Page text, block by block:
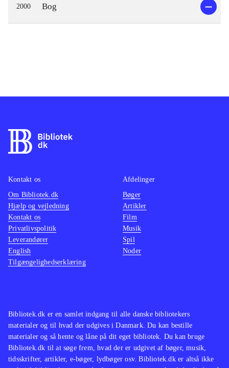
2000 Bog
Bibliotek.dk er en samlet indgang til alle danske bibliotekers
materialer og til hvad der udgives i Danmark. Du kan bestille
materialer og så hente og låne på dit eget bibliotek. Du kan bruge
Bibliotek.dk til at søge frem, hvad der er udgivet af bøger, musik,
tidsskrifter, artikler, e-bøger, lydbøger osv. Bibliotek.dk er altså ikke
Kontakt os
Om Bibliotek.dk
Hjælp og vejledning
Kontakt os
Privatlivspolitik
Leverandører
English
Tilgængelighedserklæring
Afdelinger
Bøger
Artikler
Film
Musik
Spil
Noder